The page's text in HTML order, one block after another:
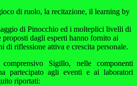
di ruolo, la recitazione, il learning by
di Pinocchio ed i molteplici livelli di
proposti dagli esperti hanno fornito ai
di riflessione attiva e crescita personale.
Sigillo, nelle componenti
partecipato agli eventi e ai laboratori
riportati: